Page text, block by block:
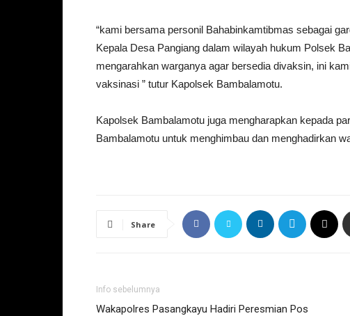
“kami bersama personil Bahabinkamtibmas sebagai
Kepala Desa Pangiang dalam wilayah hukum Polsek
mengarahkan warganya agar bersedia divaksin, ini
vaksinasi ” tutur Kapolsek Bambalamotu.
Kapolsek Bambalamotu juga mengharapkan kepada
Bambalamotu untuk menghimbau dan menghadirkan
Share
Info sebelumnya
Wakapolres Pasangkayu Hadiri Peresmian Pos